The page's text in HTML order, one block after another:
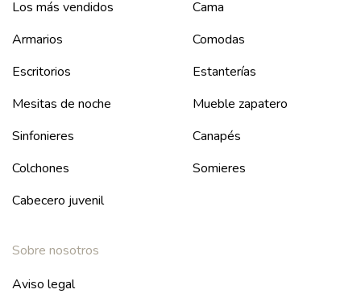
Los más vendidos
Cama
Armarios
Comodas
Escritorios
Estanterías
Mesitas de noche
Mueble zapatero
Sinfonieres
Canapés
Colchones
Somieres
Cabecero juvenil
Sobre nosotros
Aviso legal